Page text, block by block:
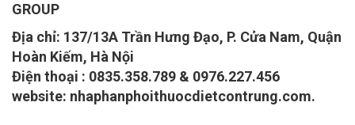
GROUP
Địa chỉ: 137/13A Trần Hưng Đạo, P. Cửa Nam, Quận
Hoàn Kiếm, Hà Nội
Điện thoại : 0835.358.789 & 0976.227.456
website: nhaphanphoithuocdietcontrung.com.